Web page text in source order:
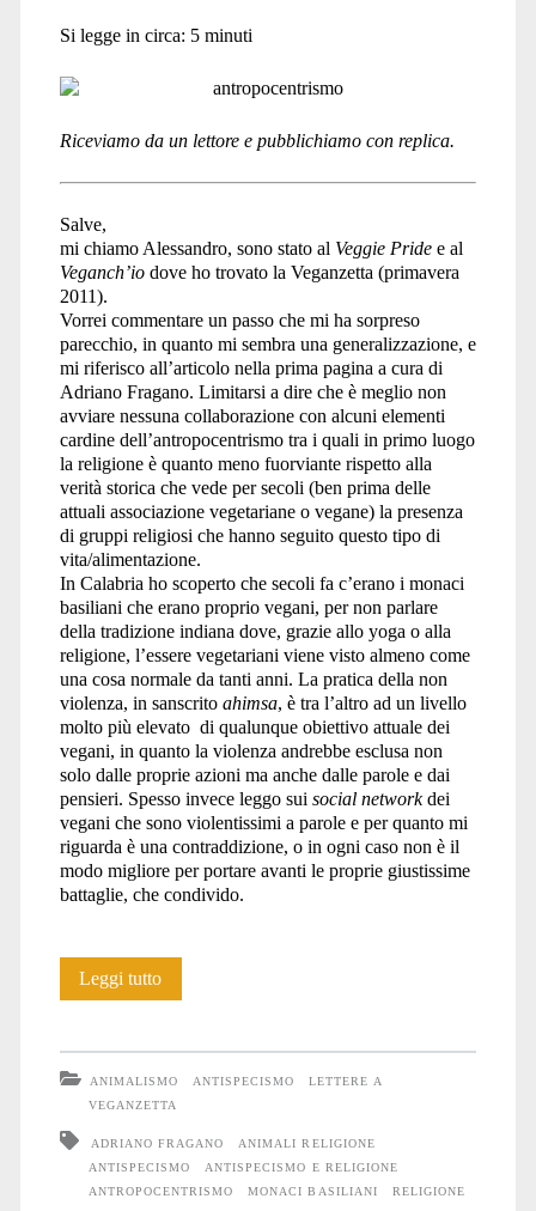
Si legge in circa: 5 minuti
Riceviamo da un lettore e pubblichiamo con replica.
Salve,
mi chiamo Alessandro, sono stato al Veggie Pridee al
Veganch’iodove ho trovato la Veganzetta (primavera
2011).
Vorrei commentare un passo che mi ha sorpreso
parecchio, in quanto mi sembra una generalizzazione, e
mi riferisco all’articolo nella prima pagina a cura di
Adriano Fragano. Limitarsi a dire che è meglio non
avviare nessuna collaborazione con alcuni elementi
cardine dell’antropocentrismo tra i quali in primo luogo
la religione è quanto meno fuorviante rispetto alla
verità storica che vede per secoli (ben prima delle
attuali associazione vegetariane o vegane) la presenza
di gruppi religiosi che hanno seguito questo tipo di
vita/alimentazione.
In Calabria ho scoperto che secoli fa c’erano i monaci
basiliani che erano proprio vegani, per non parlare
della tradizione indiana dove, grazie allo yoga o alla
religione, l’essere vegetariani viene visto almeno come
una cosa normale da tanti anni. La pratica della non
violenza, in sanscrito ahimsa, è tra l’altro ad un livello
molto più elevato di qualunque obiettivo attuale dei
vegani, in quanto la violenza andrebbe esclusa non
solo dalle proprie azioni ma anche dalle parole e dai
pensieri. Spesso invece leggo sui social networkdei
vegani che sono violentissimi a parole e per quanto mi
riguarda è una contraddizione, o in ogni caso non è il
modo migliore per portare avanti le proprie giustissime
battaglie, che condivido.
Leggi tuttoLettere:
antropocentrismo
ANIMALISMO ANTISPECISMO
LETTERE A
VEGANZETTA
ADRIANO FRAGANO
ANIMALI RELIGIONE
ANTISPECISMO
ANTISPECISMO E RELIGIONE
ANTROPOCENTRISMO
MONACI BASILIANI
RELIGIONE